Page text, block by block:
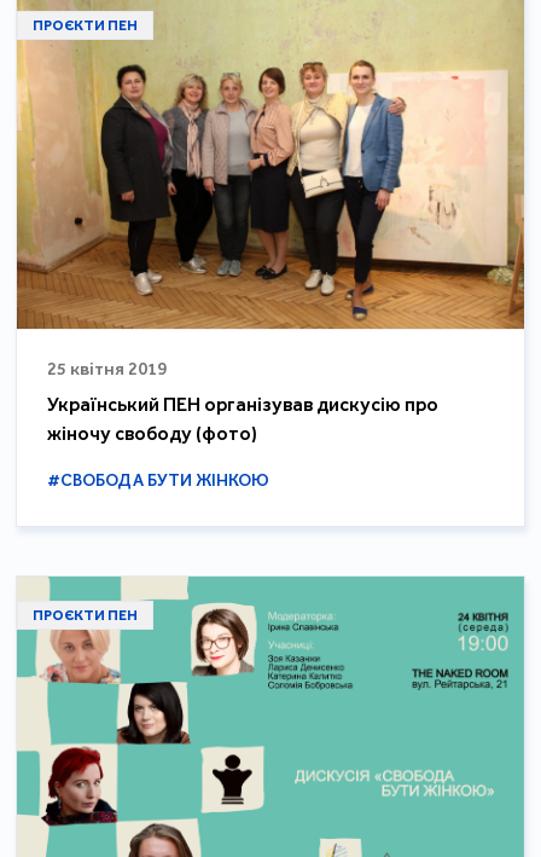
ПРОЄКТИ ПЕН
25 квітня 2019
Український ПЕН організував дискусію про
жіночу свободу (фото)
#СВОБОДА БУТИ ЖІНКОЮ
ПРОЄКТИ ПЕН